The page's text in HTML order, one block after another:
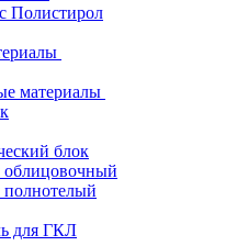
Полистирол
материалы
блок
для ГКЛ